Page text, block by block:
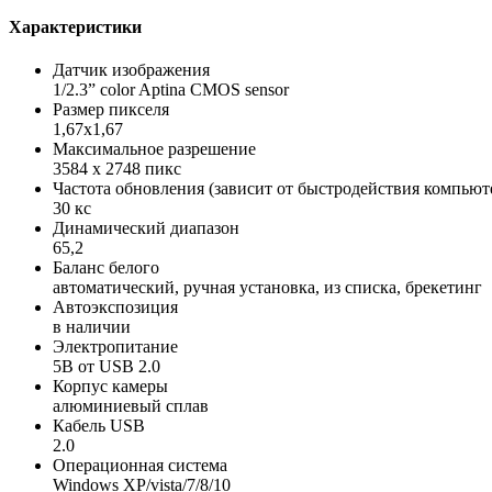
Характеристики
Датчик изображения
1/2.3” color Aptina CMOS sensor
Размер пикселя
1,67х1,67
Максимальное разрешение
3584 x 2748 пикс
Частота обновления (зависит от быстродействия
30 кс
Динамический диапазон
65,2
Баланс белого
автоматический, ручная установка, из списка, брекетинг
Автоэкспозиция
в наличии
Электропитание
5В от USB 2.0
Корпус камеры
алюминиевый сплав
Кабель USB
2.0
Операционная система
Windows XP/vista/7/8/10